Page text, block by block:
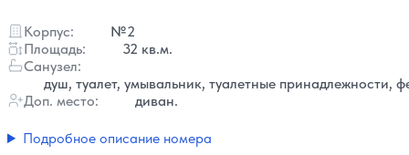
Корпус:
№2
Площадь:
32 кв.м.
Санузел:
душ, туалет, умывальник, туалетные принадлежности,
Доп. место:
диван.
Подробное описание номера